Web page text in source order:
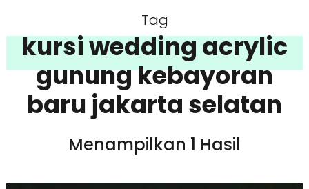
Tag
kursi wedding acrylic
gunung kebayoran
baru jakarta selatan
Menampilkan 1 Hasil